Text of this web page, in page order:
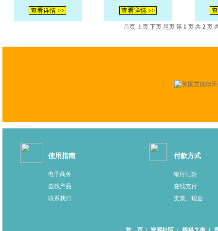
查看详情 >> 查看详情 >>
首页 上页 下页 尾页第 1 页 共 2 页
使用指南
电子商务
查找产品
联系我们
付款方式
银行汇款
在线支付
支票、现金